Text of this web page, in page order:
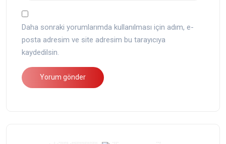
Daha sonraki yorumlarımda kullanılması için adım, e-
posta adresim ve site adresim bu tarayıcıya
kaydedilsin.